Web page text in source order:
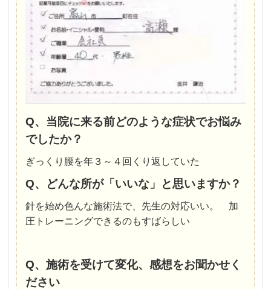
Q、当院に来る前どのような症状でお悩み
でしたか？
ぎっくり腰を年３～４回くり返していた
Q、どんな所が「いいな」と思いますか？
針を始め色んな施術法で、先生の対応いい。 加
圧トレーニングできるのもすばらしい
Q、施術を受けて変化、感想をお聞かせく
ださい